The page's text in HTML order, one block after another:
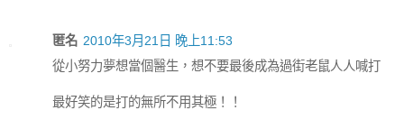
匿名 2010年3月21日 晚上11:53
從小努力夢想當個醫生，想不要最後成為過街老鼠人人喊打
最好笑的是打的無所不用其極！！